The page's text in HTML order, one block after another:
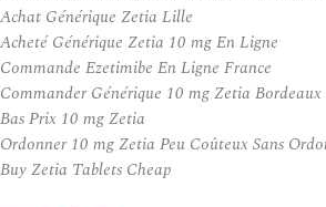
Achat Générique Zetia Lille
Acheté Générique Zetia 10 mg En Ligne
Commande Ezetimibe En Ligne France
Commander Générique 10 mg Zetia Bordeaux
Bas Prix 10 mg Zetia
Ordonner 10 mg Zetia Peu Coûteux Sans
Buy Zetia Tablets Cheap